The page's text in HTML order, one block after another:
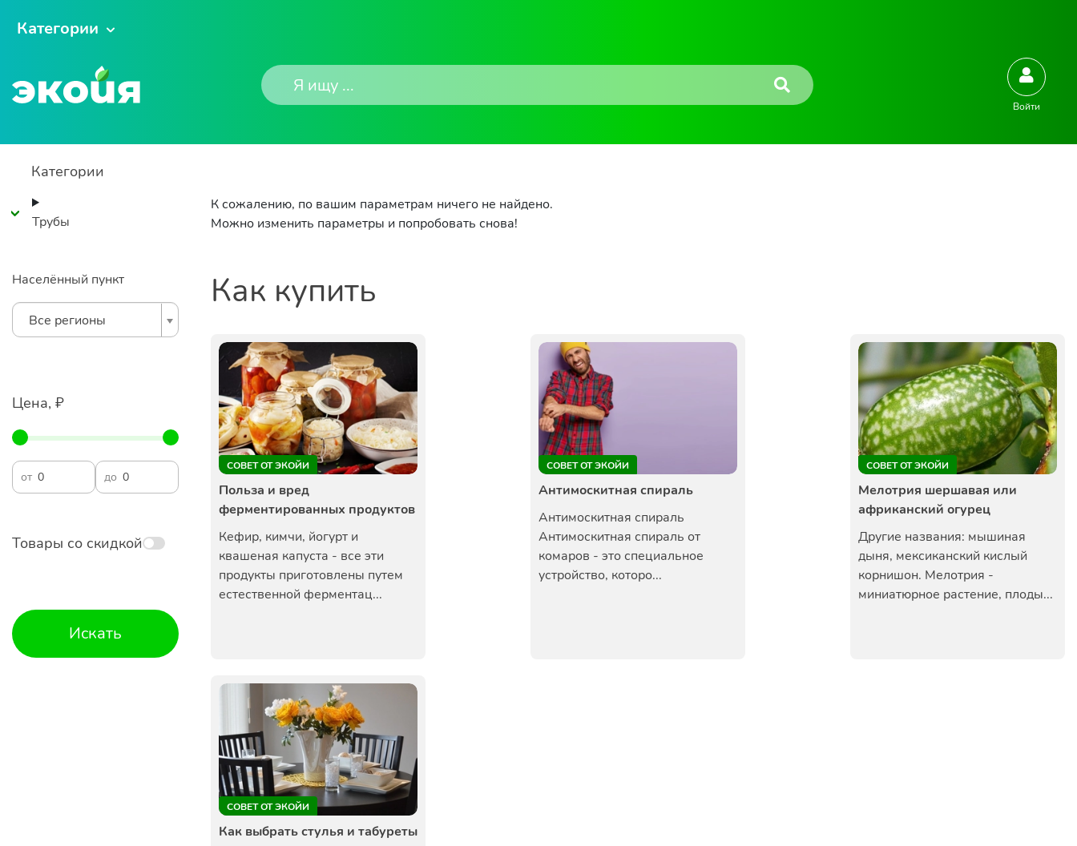
Категории
Войти
Категории
Трубы
Населённый пункт
Все регионы
Цена, ₽
от до
Товары со скидкой
Искать
К сожалению, по вашим параметрам ничего не найдено.
Можно изменить параметры и попробовать снова!
Как купить
СОВЕТ ОТ ЭКОЙИ
Польза и вред
ферментированных продуктов
Кефир, кимчи, йогурт и
квашеная капуста - все эти
продукты приготовлены путем
естественной ферментац...
СОВЕТ ОТ ЭКОЙИ
Антимоскитная спираль
Антимоскитная спираль
Антимоскитная спираль от
комаров - это специальное
устройство, которо...
СОВЕТ ОТ ЭКОЙИ
Мелотрия шершавая или
африканский огурец
Другие названия: мышиная
дыня, мексиканский кислый
корнишон. Мелотрия -
миниатюрное растение, плоды...
СОВЕТ ОТ ЭКОЙИ
Как выбрать стулья и табуреты